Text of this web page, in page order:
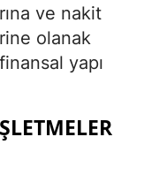
ve nakit
olanak
yapı